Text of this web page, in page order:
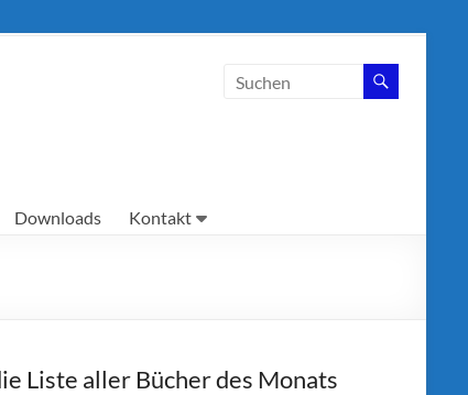
Downloads Kontakt
Liste aller Bücher des Monats